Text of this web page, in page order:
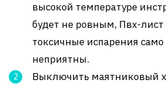
высокой температуре
будет не ровным, Пвх-лист
токсичные испарения
неприятны.
Выключить маятниковый